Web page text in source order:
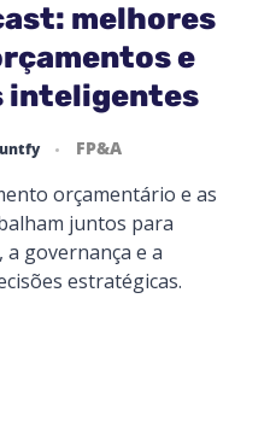
melhores
e
inteligentes
FP&A
orçamentário e as
juntos para
governança e a
estratégicas.